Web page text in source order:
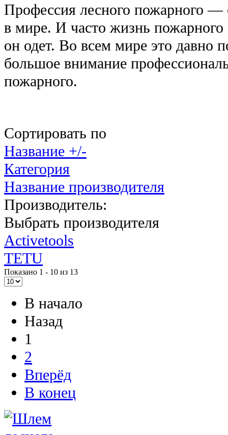
Профессия лесного пожарного —
в мире. И часто жизнь пожарного
он одет. Во всем мире это давно
большое внимание
пожарного.
Сортировать по
Название +/-
Категория
Название производителя
Производитель:
Выбрать производителя
Activetools
TETU
Показано 1 - 10 из 13
В начало
Назад
1
2
Вперёд
В конец